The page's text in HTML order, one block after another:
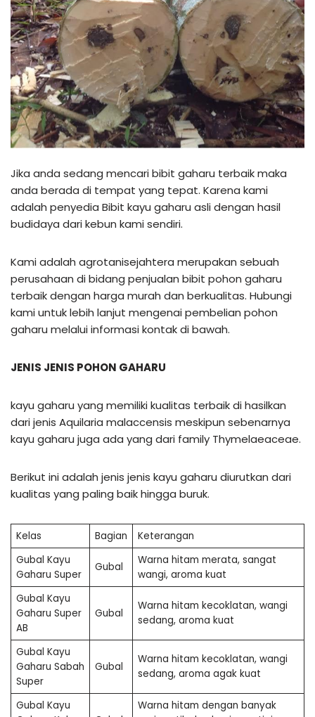
Jika anda sedang mencari bibit gaharu terbaik maka
anda berada di tempat yang tepat. Karena kami
adalah penyedia Bibit kayu gaharu asli dengan hasil
budidaya dari kebun kami sendiri.
Kami adalah agrotanisejahtera merupakan sebuah
perusahaan di bidang penjualan bibit pohon gaharu
terbaik dengan harga murah dan berkualitas. Hubungi
kami untuk lebih lanjut mengenai pembelian pohon
gaharu melalui informasi kontak di bawah.
JENIS JENIS POHON GAHARU
kayu gaharu yang memiliki kualitas terbaik di hasilkan
dari jenis Aquilaria malaccensis meskipun sebenarnya
kayu gaharu juga ada yang dari family Thymelaeaceae.
Berikut ini adalah jenis jenis kayu gaharu diurutkan dari
kualitas yang paling baik hingga buruk.
Kelas Bagian
Keterangan
Gubal Kayu
Gaharu Super
Gubal
Warna hitam merata, sangat
wangi, aroma kuat
Gubal Kayu
Gaharu Super
AB
Gubal
Warna hitam kecoklatan, wangi
sedang, aroma kuat
Gubal Kayu
Gaharu Sabah
Super
Gubal
Warna hitam kecoklatan, wangi
sedang, aroma agak kuat
Gubal Kayu
Warna hitam dengan banyak